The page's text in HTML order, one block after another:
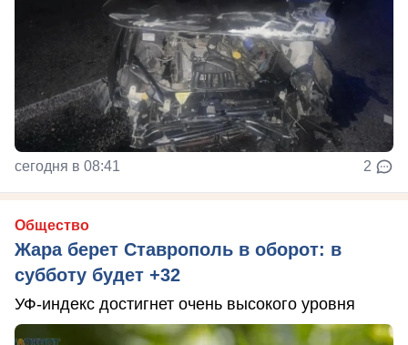
сегодня в 08:41 2
Общество
Жара берет Ставрополь в оборот: в
субботу будет +32
УФ-индекс достигнет очень высокого уровня